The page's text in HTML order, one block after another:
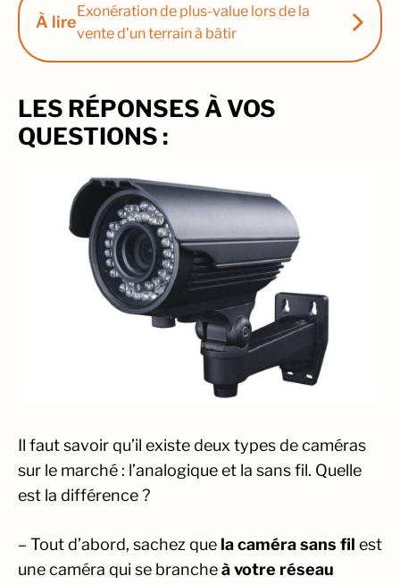
À lire
Exonération de plus-value lors de la
vente d’un terrain à bâtir
LES RÉPONSES À VOS
QUESTIONS :
Il faut savoir qu’il existe deux types de caméras
sur le marché : l’analogique et la sans fil. Quelle
est la différence ?
– Tout d’abord, sachez que la caméra sans fil est
une caméra qui se brancheà votre réseau